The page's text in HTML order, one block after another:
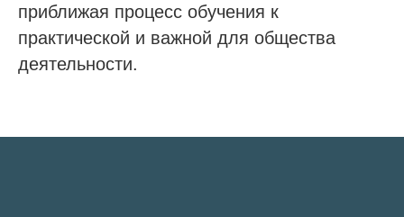
приближая процесс обучения к
практической и важной для общества
деятельности.